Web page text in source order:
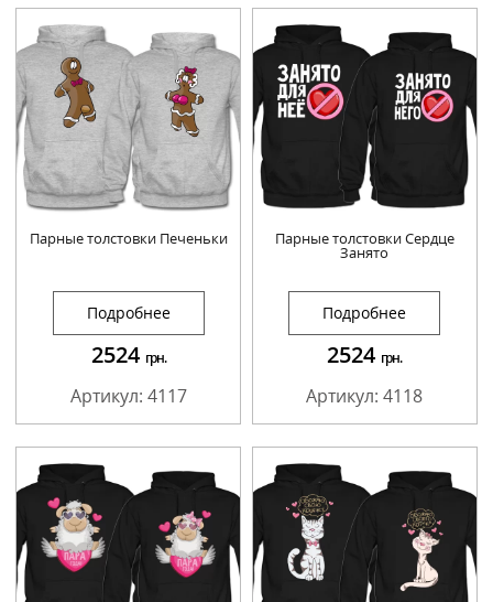
Парные толстовки Печеньки
Подробнее
2524 грн.
Артикул: 4117
Парные толстовки Сердце
Занято
Подробнее
2524 грн.
Артикул: 4118